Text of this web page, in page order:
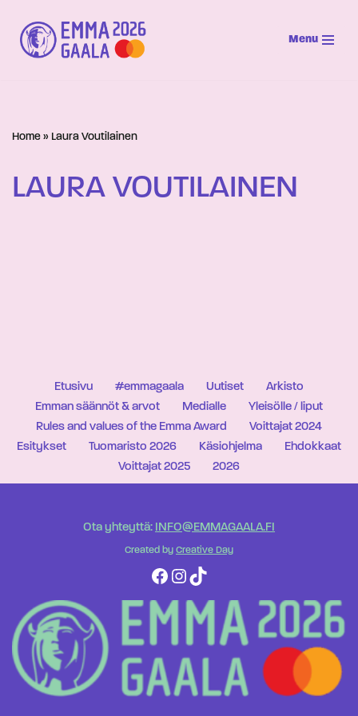
Siirry
suoraan
Menu
Home » Laura Voutilainen
LAURA VOUTILAINEN
Etusivu #emmagaala Uutiset
Arkisto
Emman säännöt & arvot
Medialle
Yleisölle / liput
Rules and values of the Emma Award
Voittajat 2024
Esitykset
Tuomaristo 2026 Käsiohjelma
Ehdokkaat
Voittajat 2025
2026
Ota yhteyttä: INFO@EMMAGAALA.FI
Created by Creative Day